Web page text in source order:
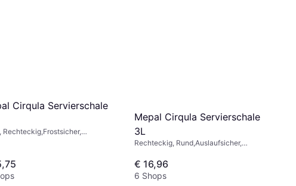
Cirqula Servierschale
Rechteckig,Frostsicher,
Kunststoff,
Grau, Schwarz, Weiß, Blau,
Mepal Cirqula Servierschale
3L
Rechteckig, Rund,Auslaufsicher,
frei, Stapelbar, Spülmaschinengeeignet,
Kunststoff, Blau, Grün, Grau, Beige,
Weiß, Schwarz, Transparent
€ 16,96
6 Shops